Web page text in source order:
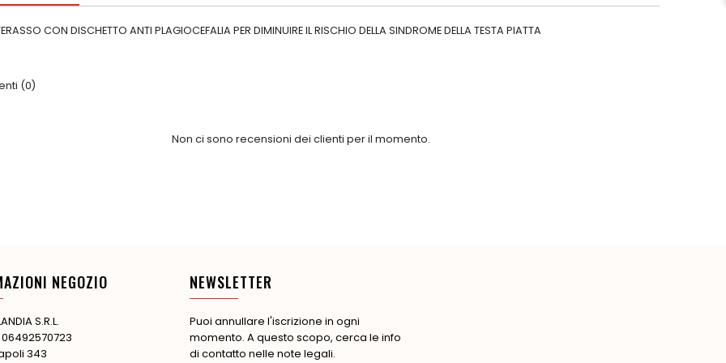
CON DISCHETTO ANTI PLAGIOCEFALIA PER DIMINUIRE IL RISCHIO DELLA SINDROME DELLA TESTA PIATTA
(0)
Non ci sono recensioni dei clienti per il momento.
NEGOZIO
S.R.L.
06492570723
343
NEWSLETTER
Puoi annullare l'iscrizione in ogni
momento. A questo scopo, cerca le info
di contatto nelle note legali.